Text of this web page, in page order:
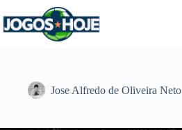
para
o
Jose Alfredo de Oliveira Neto